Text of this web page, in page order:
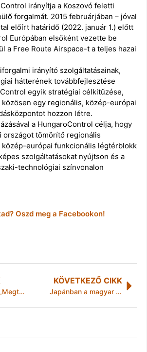
irányítja a Koszovó feletti
forgalmát. 2015 februárjában – jóval
előírt határidő (2022. január 1.) előtt
Európában elsőként vezette be
a Free Route Airspace-t a teljes hazai
irányító szolgáltatásainak,
hátterének továbbfejlesztése
egyik stratégiai célkitűzése,
egy regionális, közép-európai
hozzon létre.
a HungaroControl célja, hogy
országot tömörítő regionális
közép-európai funkcionális légtérblokk
szolgáltatásokat nyújtson és a
technológiai színvonalon
Oszd meg a Facebookon!
Fenyő Miklós: „Megtanultam hallgatni akkor, amikor hallgatni arany.”
KÖVETKEZŐ CIKK
Japánban a magyar válogatott, miskolciakkal